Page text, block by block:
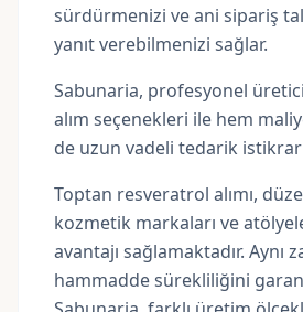
sürdürmenizi ve ani sipariş
yanıt verebilmenizi sağlar.
Sabunaria, profesyonel
alım seçenekleri ile hem
de uzun vadeli tedarik
Toptan resveratrol alımı,
kozmetik markaları ve
avantajı sağlamaktadır. Aynı
hammadde sürekliliğini